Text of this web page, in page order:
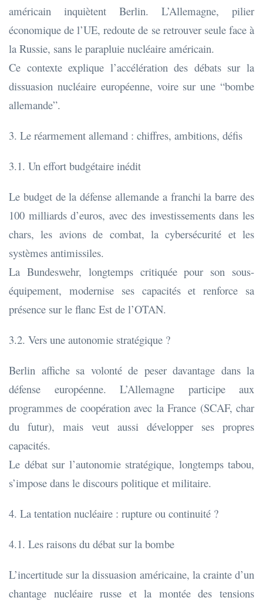
américain inquiètent Berlin. L’Allemagne, pilier
économique de l’UE, redoute de se retrouver seule face à
la Russie, sans le parapluie nucléaire américain.
Ce contexte explique l’accélération des débats sur la
dissuasion nucléaire européenne, voire sur une “bombe
allemande”.
3. Le réarmement allemand : chiffres, ambitions, défis
3.1. Un effort budgétaire inédit
Le budget de la défense allemande a franchi la barre des
100 milliards d’euros, avec des investissements dans les
chars, les avions de combat, la cybersécurité et les
systèmes antimissiles.
La Bundeswehr, longtemps critiquée pour son sous-
équipement, modernise ses capacités et renforce sa
présence sur le flanc Est de l’OTAN.
3.2. Vers une autonomie stratégique ?
Berlin affiche sa volonté de peser davantage dans la
défense européenne. L’Allemagne participe aux
programmes de coopération avec la France (SCAF, char
du futur), mais veut aussi développer ses propres
capacités.
Le débat sur l’autonomie stratégique, longtemps tabou,
s’impose dans le discours politique et militaire.
4. La tentation nucléaire : rupture ou continuité ?
4.1. Les raisons du débat sur la bombe
L’incertitude sur la dissuasion américaine, la crainte d’un
chantage nucléaire russe et la montée des tensions